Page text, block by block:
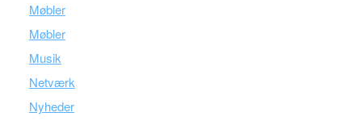
Møbler
Møbler
Musik
Netværk
Nyheder